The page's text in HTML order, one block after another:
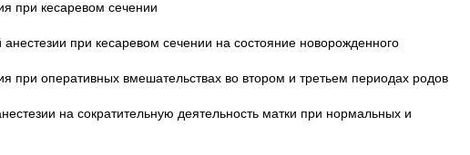
при кесаревом сечении
при кесаревом сечении на состояние новорожденного
при оперативных вмешательствах во втором и третьем периодах родов
на сократительную деятельность матки при нормальных и